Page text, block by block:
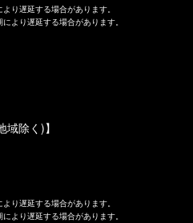
り遅延する場合があります。
より遅延する場合があります。
域除く)】
り遅延する場合があります。
より遅延する場合があります。